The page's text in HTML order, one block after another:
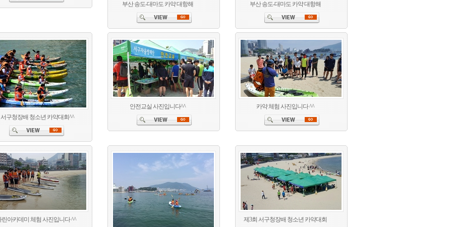
부산 송도-대마도 카약 대항해 부산 송도-대마도 카약 대항해
구청장배 청소년 카약대회^^
안전교실 사진입니다^^ 카약 체험 사진입니다 ^^
린아카데미 체험 사진입니다 ^^ 제3회 서구청장배 청소년 카약대회